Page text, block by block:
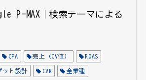
P-MAX｜検索テーマによる
CPA 売上（CV値） ROAS
ット設計 CVR 全業種